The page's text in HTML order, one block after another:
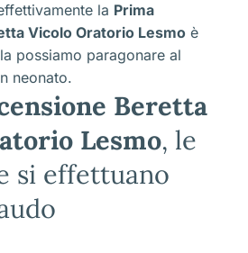
la Prima
Vicolo Oratorio Lesmo è
possiamo paragonare al
neonato.
Beretta
Lesmo, le
si effettuano